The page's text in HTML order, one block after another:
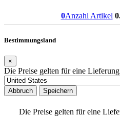
0Anzahl Artikel
Bestimmungsland
×
Die Preise gelten für eine
Abbruch Speichern
Die Preise gelten für eine